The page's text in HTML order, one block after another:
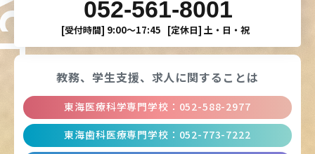
052-561-8001
[受付時間] 9:00〜17:45 [定休日] 土・日・祝
教務、学生支援、 求人に関することは
東海医療科学専門学校 ： 052-588-2977
東海歯科医療専門学校 ： 052-773-7222